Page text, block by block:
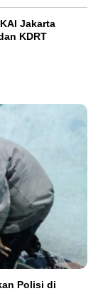
Jakarta
KDRT
Polisi di